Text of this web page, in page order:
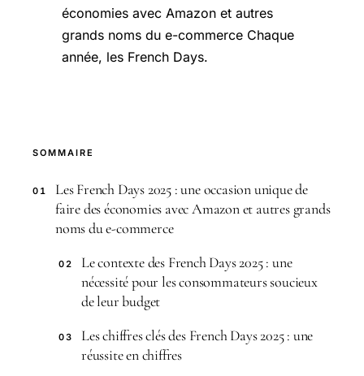
économies avec Amazon et autres
grands noms du e-commerce Chaque
année, les French Days.
SOMMAIRE
01
Les French Days 2025 : une occasion unique de
faire des économies avec Amazon et autres grands
noms du e-commerce
02
Le contexte des French Days 2025 : une
nécessité pour les consommateurs soucieux
de leur budget
03
Les chiffres clés des French Days 2025 : une
réussite en chiffres